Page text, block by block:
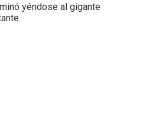
yéndose al gigante